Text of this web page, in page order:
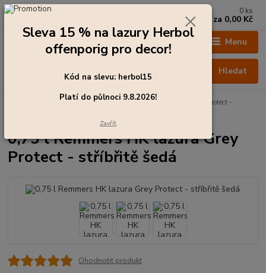
Menu
Hledat
+420 273 136 255
0 ks
za 0,00 Kč
Barvy pro exteriér
0,75 l Remmers HK lazura Grey Protect -
0,75 l Remmers HK lazura Grey
Protect - stříbřitě šedá
Ohodnotit produkt
Sleva 15 % na lazury Herbol
offenporig pro decor!
Kód na slevu: herbol15
Platí do půlnoci 9.8.2026!
Zavřít